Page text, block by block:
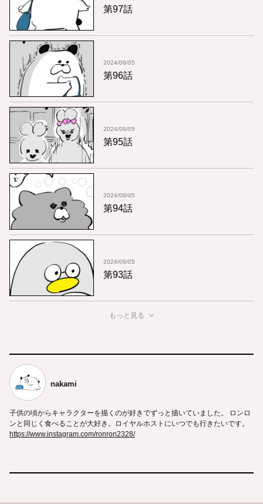
第97話
2024/09/05
第96話
2024/09/05
第95話
2024/09/05
第94話
2024/09/05
第93話
もっと見る
nakami
子供の頃からキャラクターを描くのが好きでずっと描いていました。 ロンロ
ンと同じく食べることが大好き。ロイヤルホストにいつでも行きたいです。
https://www.instagram.com/ronron2328/